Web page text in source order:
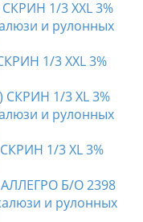
1/3 XXL 3%
1/3 XL 3%